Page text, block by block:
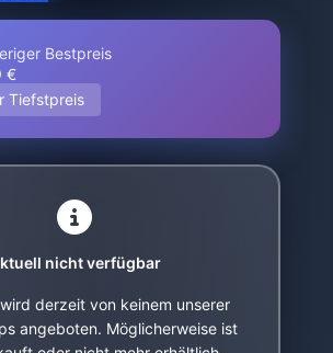
Bestpreis
€
Tiefstpreis
nicht verfügbar
derzeit von keinem unserer
angeboten. Möglicherweise ist